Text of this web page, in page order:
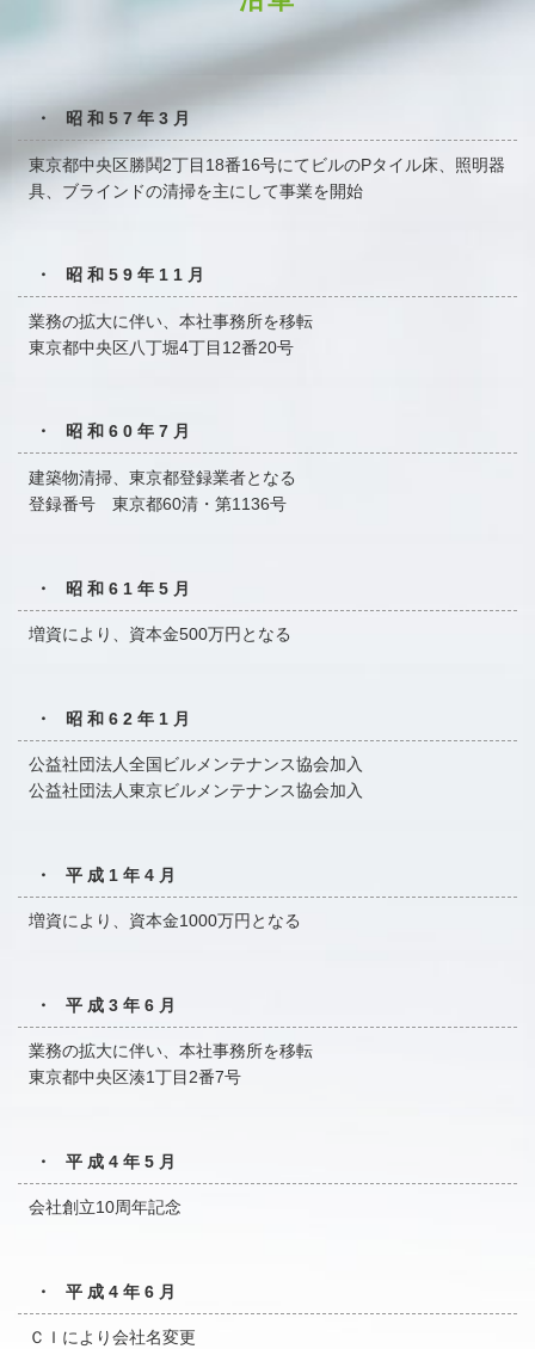
・ 昭和57年3月
東京都中央区勝鬨2丁目18番16号にてビルのPタイル床、 照明器
具、ブラインドの清掃を主にして事業を開始
・ 昭和59年11月
業務の拡大に伴い、本社事務所を移転
東京都中央区八丁堀4丁目12番20号
・ 昭和60年7月
建築物清掃、東京都登録業者となる
登録番号 東京都60清・第1136号
・ 昭和61年5月
増資により、資本金500万円となる
・ 昭和62年1月
公益社団法人全国ビルメンテナンス協会加入
公益社団法人東京ビルメンテナンス協会加入
・ 平成1年4月
増資により、資本金1000万円となる
・ 平成3年6月
業務の拡大に伴い、本社事務所を移転
東京都中央区湊1丁目2番7号
・ 平成4年5月
会社創立10周年記念
・ 平成4年6月
ＣＩにより会社名変更